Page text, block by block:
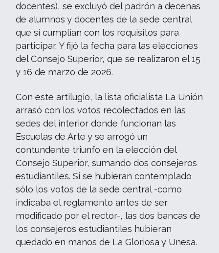
docentes), se excluyó del padrón a decenas
de alumnos y docentes de la sede central
que sí cumplían con los requisitos para
participar. Y fijó la fecha para las elecciones
del Consejo Superior, que se realizaron el 15
y 16 de marzo de 2026.
Con este artilugio, la lista oficialista La Unión
arrasó con los votos recolectados en las
sedes del interior donde funcionan las
Escuelas de Arte y se arrogó un
contundente triunfo en la elección del
Consejo Superior, sumando dos consejeros
estudiantiles. Si se hubieran contemplado
sólo los votos de la sede central -como
indicaba el reglamento antes de ser
modificado por el rector-, las dos bancas de
los consejeros estudiantiles hubieran
quedado en manos de La Gloriosa y Unesa.